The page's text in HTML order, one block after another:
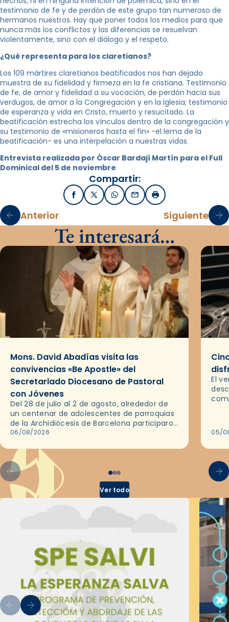
testimonio de fe y de perdón de este grupo tan numeroso de
hermanos nuestros. Hay que poner todos los medios para que
nunca más los conflictos y las diferencias se resuelvan
violentamente, sino con el diálogo y el respeto.
¿Qué representa para los claretianos?
Los 109 mártires claretianos beatificados nos han dejado
muestra de su fidelidad y firmeza en la fe cristiana. Testimonio
de fe, de amor y fidelidad a su vocación, de perdón hacia sus
verdugos, de amor a la Congregación y en la Iglesia; testimonio
de esperanza y vida en Cristo, muerto y resucitado. La
beatificación estrecha los vínculos dentro de la congregación y
su testimonio de «misioneros hasta el fin» -el lema de la
beatificación- es una interpelación a nuestras vidas.
Entrevista realizada por Òscar Bardají Martín para el Full
Dominical del 5 de noviembre
Compartir:
FacebookX / TwitterWhatsApp
EmailImprimir
Anterior Siguiente
Te interesará…
Mons. David Abadías visita las
convivencias «Be Apostle» del
Secretariado Diocesano de Pastoral
con Jóvenes
Del 28 de julio al 2 de agosto, alrededor de
un centenar de adolescentes de parroquias
de la Archidiócesis de Barcelona participaron
en las convivencias Be Apostle, organizadas
06/08/2026
El
05/
Ver todo